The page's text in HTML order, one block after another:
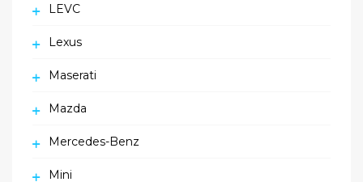
LEVC
Lexus
Maserati
Mazda
Mercedes-Benz
Mini